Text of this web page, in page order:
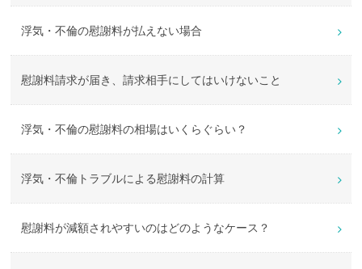
浮気・不倫の慰謝料が払えない場合
慰謝料請求が届き、請求相手にしてはいけないこと
浮気・不倫の慰謝料の相場はいくらぐらい？
浮気・不倫トラブルによる慰謝料の計算
慰謝料が減額されやすいのはどのようなケース？